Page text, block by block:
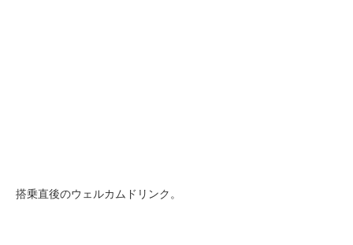
搭乗直後のウェルカムドリンク。